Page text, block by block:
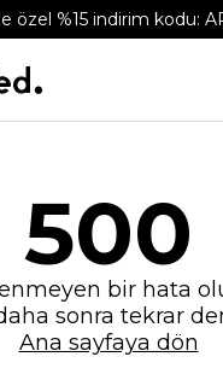
özel %15 indirim kodu:
500
bir hata
sonra tekrar
Ana sayfaya dön